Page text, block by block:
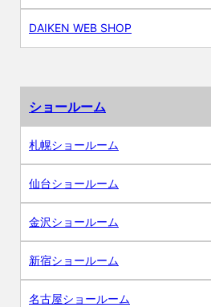
DAIKEN WEB SHOP
ショールーム
札幌ショールーム
仙台ショールーム
金沢ショールーム
新宿ショールーム
名古屋ショールーム